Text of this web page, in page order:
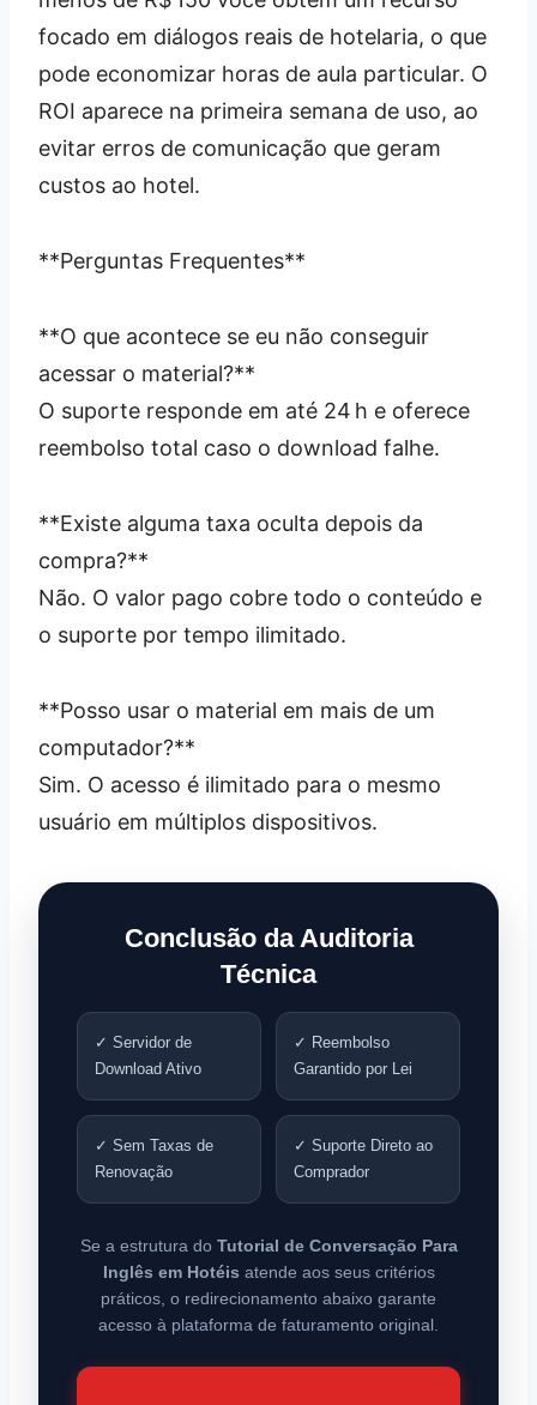
focado em diálogos reais de hotelaria, o que
pode economizar horas de aula particular. O
ROI aparece na primeira semana de uso, ao
evitar erros de comunicação que geram
custos ao hotel.
**Perguntas Frequentes**
**O que acontece se eu não conseguir
acessar o material?**
O suporte responde em até 24 h e oferece
reembolso total caso o download falhe.
**Existe alguma taxa oculta depois da
compra?**
Não. O valor pago cobre todo o conteúdo e
o suporte por tempo ilimitado.
**Posso usar o material em mais de um
computador?**
Sim. O acesso é ilimitado para o mesmo
usuário em múltiplos dispositivos.
Conclusão da Auditoria
Técnica
✓ Servidor de
Download Ativo
✓ Reembolso
Garantido por Lei
✓ Sem Taxas de
Renovação
✓ Suporte Direto ao
Comprador
Se a estrutura do Tutorial de Conversação Para
Inglês em Hotéis atende aos seus critérios
práticos, o redirecionamento abaixo garante
acesso à plataforma de faturamento original.